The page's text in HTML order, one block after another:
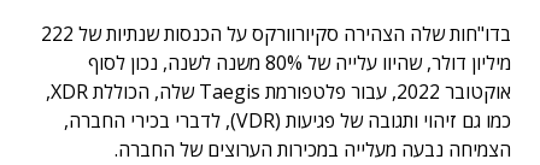
בדו"חות שלה הצהירה סקיורוורקס על הכנסות שנתיות של 222
מיליון דולר, שהיוו עלייה של 80% משנה לשנה, נכון לסוף
אוקטובר 2022, עבור פלטפורמת Taegis שלה, הכוללת XDR,
כמו גם זיהוי ותגובה של פגיעות (VDR), לדברי בכירי החברה,
הצמיחה נבעה מעלייה במכירות הערוצים של החברה.